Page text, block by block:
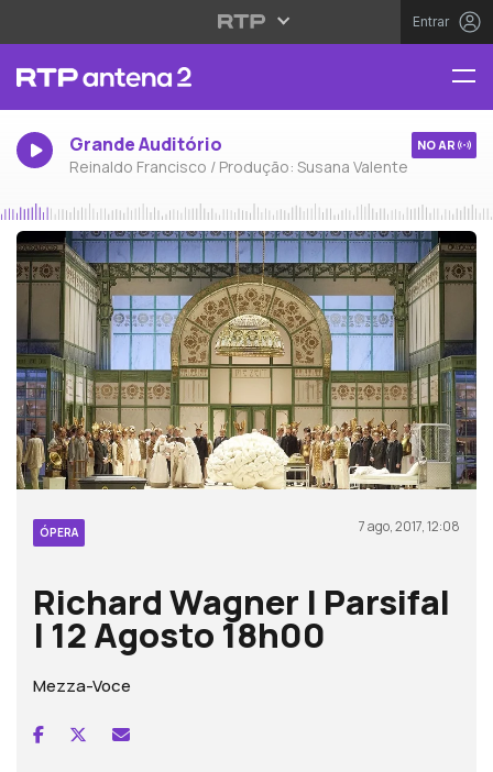
Entrar
Grande Auditório
Reinaldo Francisco / Produção: Susana Valente
NO AR
ÓPERA 7 ago, 2017, 12:08
Richard Wagner | Parsifal
| 12 Agosto 18h00
Mezza-Voce